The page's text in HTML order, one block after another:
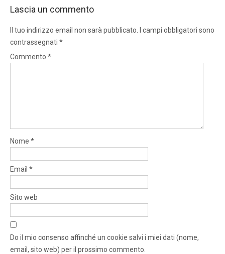
Lascia un commento
Il tuo indirizzo email non sarà pubblicato.
I campi obbligatori sono
contrassegnati *
Commento *
Nome *
Email *
Sito web
Do il mio consenso affinché un cookie salvi i miei dati (nome,
email, sito web) per il prossimo commento.